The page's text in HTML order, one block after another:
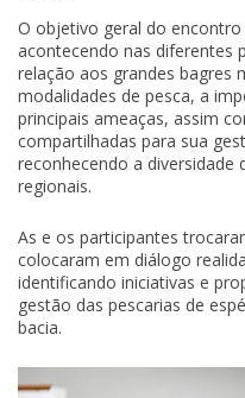
O objetivo geral do
acontecendo nas diferentes
relação aos grandes bagres
modalidades de pesca, a
principais ameaças, assim
compartilhadas para sua
reconhecendo a diversidade
regionais.
As e os participantes
colocaram em diálogo
identificando iniciativas e
gestão das pescarias de
bacia.